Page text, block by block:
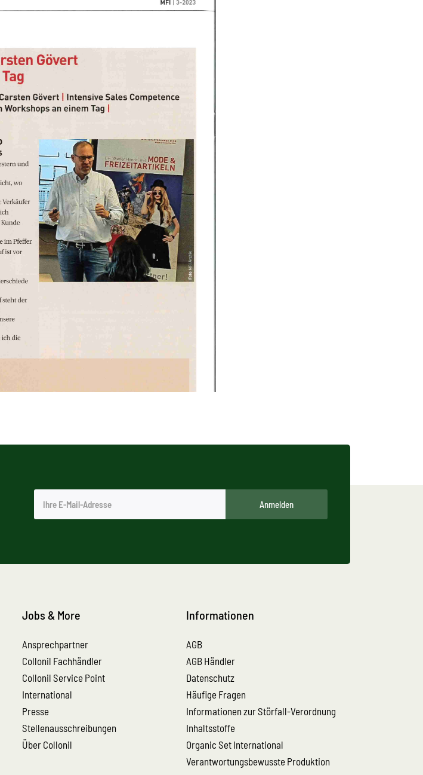
Anmelden
Jobs & More
Ansprechpartner
Collonil Fachhändler
Collonil Service Point
International
Presse
Stellenausschreibungen
Über Collonil
Informationen
AGB
AGB Händler
Datenschutz
Häufige Fragen
Informationen zur Störfall-Verordnung
Inhaltsstoffe
Organic Set International
Verantwortungsbewusste Produktion